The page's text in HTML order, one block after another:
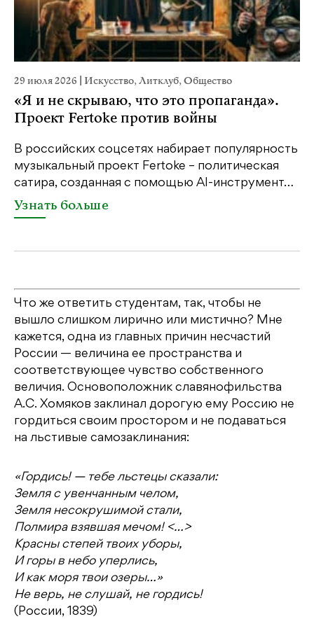
29 июля 2026 Искусство,Литклуб,Общество
«Я и не скрываю, что это пропаганда».
Проект Fertoke против войны
В российских соцсетях набирает популярность
музыкальный проект Fertoke – политическая
сатира, созданная с помощью AI-инструмент…
Узнать больше
Что же ответить студентам, так, чтобы не
вышло слишком лирично или мистично? Мне
кажется, одна из главных причин несчастий
России — величина ее пространства и
соответствующее чувство собственного
величия. Основоположник славянофильства
А.С. Хомяков заклинал дорогую ему Россию не
гордиться своим простором и не подаваться
на льстивые самозаклинания:
«Гордись! — тебе льстецы сказали:
Земля с увенчанным челом,
Земля несокрушимой стали,
Полмира взявшая мечом! <…>
Красны степей твоих уборы,
И горы в небо уперлись,
И как моря твои озеры…»
Не верь, не слушай, не гордись!
(России, 1839)